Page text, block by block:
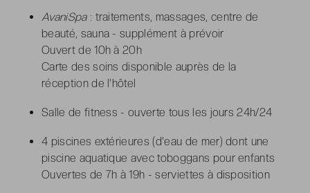
AvaniSpa : traitements, massages, centre de
beauté, sauna - supplément à prévoir
Ouvert de 10h à 20h
Carte des soins disponible auprès de la
réception de l'hôtel
Salle de fitness - ouverte tous les jours 24h/24
4 piscines extérieures (d'eau de mer) dont une
piscine aquatique avec toboggans pour enfants
Ouvertes de 7h à 19h - serviettes à disposition